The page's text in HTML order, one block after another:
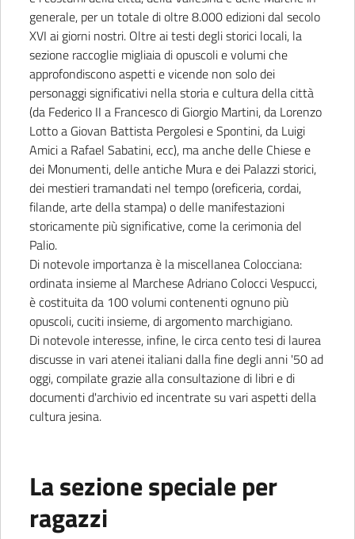
generale, per un totale di oltre 8.000 edizioni dal secolo
XVI ai giorni nostri. Oltre ai testi degli storici locali, la
sezione raccoglie migliaia di opuscoli e volumi che
approfondiscono aspetti e vicende non solo dei
personaggi significativi nella storia e cultura della città
(da Federico II a Francesco di Giorgio Martini, da Lorenzo
Lotto a Giovan Battista Pergolesi e Spontini, da Luigi
Amici a Rafael Sabatini, ecc), ma anche delle Chiese e
dei Monumenti, delle antiche Mura e dei Palazzi storici,
dei mestieri tramandati nel tempo (oreficeria, cordai,
filande, arte della stampa) o delle manifestazioni
storicamente più significative, come la cerimonia del
Palio.
Di notevole importanza è la miscellanea Colocciana:
ordinata insieme al Marchese Adriano Colocci Vespucci,
è costituita da 100 volumi contenenti ognuno più
opuscoli, cuciti insieme, di argomento marchigiano.
Di notevole interesse, infine, le circa cento tesi di laurea
discusse in vari atenei italiani dalla fine degli anni '50 ad
oggi, compilate grazie alla consultazione di libri e di
documenti d'archivio ed incentrate su vari aspetti della
cultura jesina.
La sezione speciale per
ragazzi